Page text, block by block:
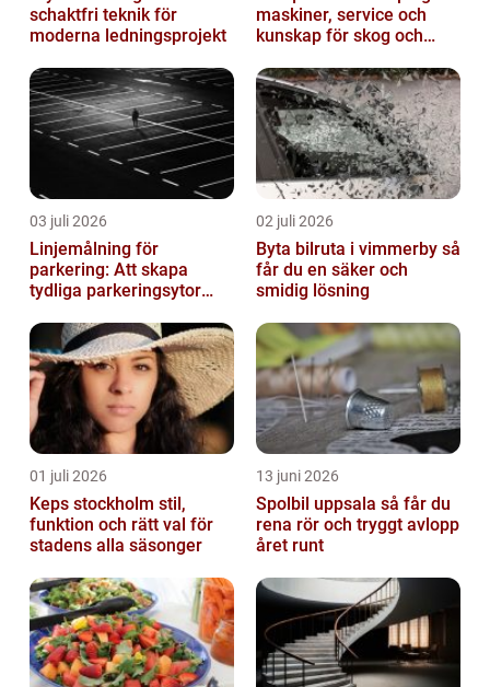
schaktfri teknik för
moderna ledningsprojekt
maskiner, service och
kunskap för skog och
03 juli 2026
Linjemålning för
parkering: Att skapa
tydliga parkeringsytor
parkeringslinjer
02 juli 2026
Byta bilruta i vimmerby så
får du en säker och
smidig lösning
01 juli 2026
Keps stockholm stil,
funktion och rätt val för
stadens alla säsonger
13 juni 2026
Spolbil uppsala så får du
rena rör och tryggt avlopp
året runt